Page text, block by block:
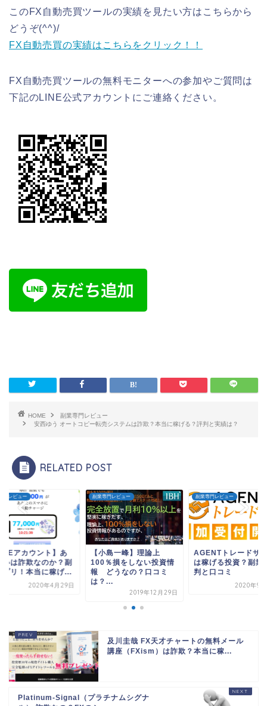
このFX自動売買ツールの実績を見たい方はこちらから
どうぞ(^^)/
FX自動売買の実績はこちらをクリック！！
FX自動売買ツールの無料モニターへの参加やご質問は
下記のLINE公式アカウントにご連絡ください。
HOME
副業専門レビュー
安西ゆう オートコピー転売システムは詐欺？本当に稼げる？評判と実績は？
RELATED POST
門レビュー
アカウント】あ
いは詐欺なのか？副
プリ！本当に稼げ...
2020年4月29日
副業専門レビュー
【小島一峰】理論上
100％損をしない投資情
報 どうなの？口コミ
は？...
2019年12月29日
副業専門レビュー
AGENTトレードサ
は稼げる投資？副業
判と口コミ
2020年9
及川圭哉 FX天才チャートの無料メール
講座（FXism）は詐欺？本当に稼...
Platinum-Signal（プラチナムシグナ